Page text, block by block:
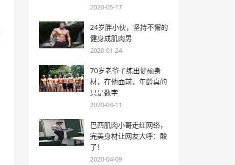
2020-05-17
24岁胖小伙，坚持不懈的
健身成肌肉男
2020-01-24
70岁老爷子练出健硕身
材，在他面前，年龄真的
只是数字
2020-04-11
巴西肌肉小哥走红网络，
完美身材让网友大呼：酸
了！
2020-04-09